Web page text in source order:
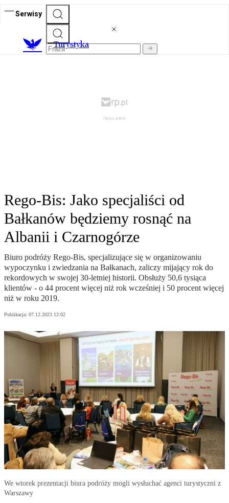
Serwisy
Turystyka
Rego-Bis: Jako specjaliści od
Bałkanów będziemy rosnąć na
Albanii i Czarnogórze
Biuro podróży Rego-Bis, specjalizujące się w organizowaniu
wypoczynku i zwiedzania na Bałkanach, zaliczy mijający rok do
rekordowych w swojej 30-letniej historii. Obsłuży 50,6 tysiąca
klientów - o 44 procent więcej niż rok wcześniej i 50 procent więcej
niż w roku 2019.
Publikacja: 07.12.2023 12:02
We wtorek prezentacji biura podróży mogli wysłuchać agenci turystyczni z
Warszawy